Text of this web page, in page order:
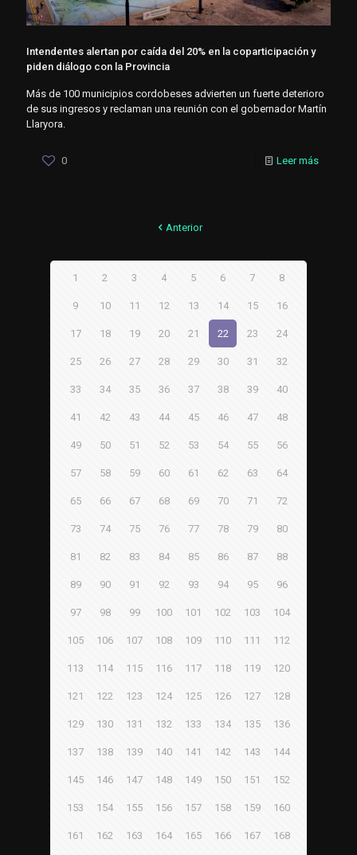
Intendentes alertan por caída del 20% en la coparticipación y
piden diálogo con la Provincia
Más de 100 municipios cordobeses advierten un fuerte deterioro
de sus ingresos y reclaman una reunión con el gobernador Martín
Llaryora.
0 Leer más
Anterior
1 2 3 4 5 6 7 8
9 10 11 12 13 14 15 16
17 18 19 20 21 22 23 24
25 26 27 28 29 30 31 32
33 34 35 36 37 38 39 40
41 42 43 44 45 46 47 48
49 50 51 52 53 54 55 56
57 58 59 60 61 62 63 64
65 66 67 68 69 70 71 72
73 74 75 76 77 78 79 80
81 82 83 84 85 86 87 88
89 90 91 92 93 94 95 96
97 98 99 100 101 102 103 104
105 106 107 108 109 110 111 112
113 114 115 116 117 118 119 120
121 122 123 124 125 126 127 128
129 130 131 132 133 134 135 136
137 138 139 140 141 142 143 144
145 146 147 148 149 150 151 152
153 154 155 156 157 158 159 160
161 162 163 164 165 166 167 168